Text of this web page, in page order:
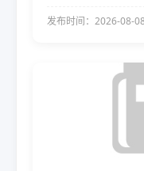
发布时间：2026-08-